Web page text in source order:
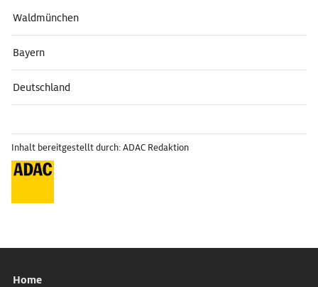
Waldmünchen
Bayern
Deutschland
Inhalt bereitgestellt durch: ADAC Redaktion
Home